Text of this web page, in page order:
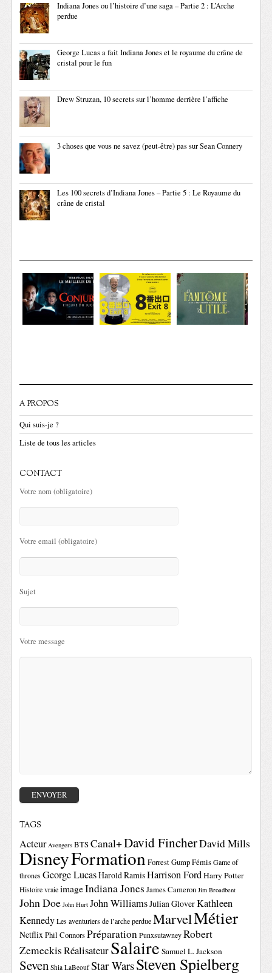
Indiana Jones ou l’histoire d’une saga – Partie 2 : L’Arche
perdue
George Lucas a fait Indiana Jones et le royaume du crâne de
cristal pour le fun
Drew Struzan, 10 secrets sur l’homme derrière l’affiche
3 choses que vous ne savez (peut-être) pas sur Sean Connery
Les 100 secrets d’Indiana Jones – Partie 5 : Le Royaume du
crâne de cristal
A PROPOS
Qui suis-je ?
Liste de tous les articles
CONTACT
Votre nom (obligatoire)
Votre email (obligatoire)
Sujet
Votre message
TAGS
Acteur Avengers BTSCanal+David FincherDavid Mills
DisneyFormationForrest GumpFémis Game of
thrones George LucasHarold RamisHarrison FordHarry Potter
Histoire vraie imageIndiana Jones James Cameron Jim Broadbent
John Doe John Hurt John WilliamsJulian GloverKathleen
Kennedy Les aventuriers de l’arche perdue MarvelMétier
NetflixPhil ConnorsPréparation Punxsutawney Robert
ZemeckisRéalisateurSalaire Samuel L. Jackson
Seven Shia LaBeouf Star WarsSteven Spielberg